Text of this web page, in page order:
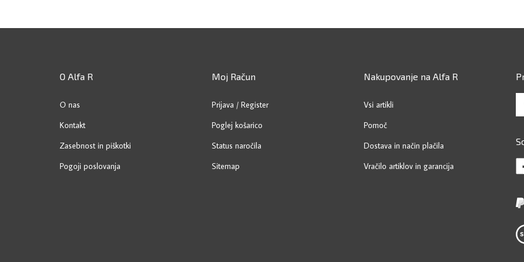
O Alfa R
O nas
Kontakt
Zasebnost in piškotki
Pogoji poslovanja
Moj Račun
Prijava / Register
Poglej košarico
Status naročila
Sitemap
Nakupovanje na Alfa R
Vsi artikli
Pomoč
Dostava in način plačila
Vračilo artiklov in garancija
da
na
Filip
on